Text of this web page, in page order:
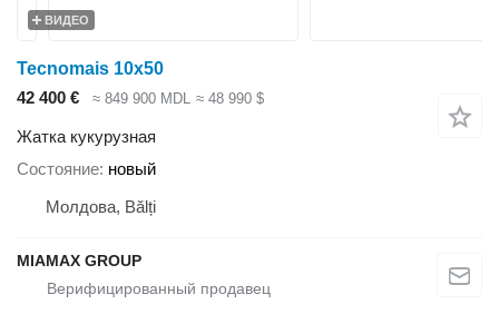
ВИДЕО
Tecnomais 10x50
42 400 €
≈ 849 900 MDL ≈ 48 990 $
Жатка кукурузная
Состояние новый
Молдова, Bălți
MIAMAX GROUP